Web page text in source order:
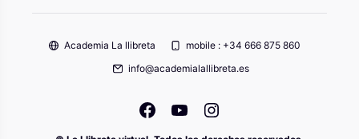
Academia La llibreta
mobile : +34 666 875 860
info@academialallibreta.es